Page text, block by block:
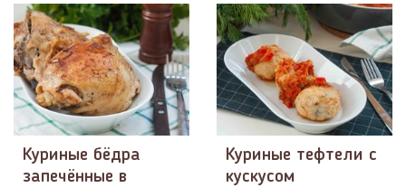
Куриные бёдра
запечённые в
Куриные тефтели с
кускусом